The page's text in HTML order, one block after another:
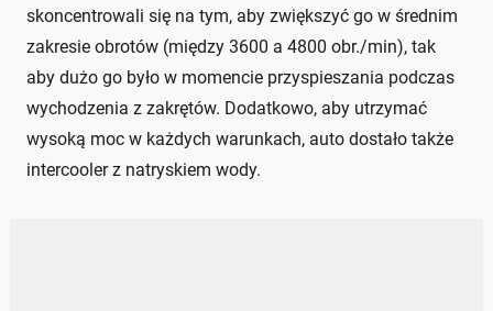
skoncentrowali się na tym, aby zwiększyć go w średnim
zakresie obrotów (między 3600 a 4800 obr./min), tak
aby dużo go było w momencie przyspieszania podczas
wychodzenia z zakrętów. Dodatkowo, aby utrzymać
wysoką moc w każdych warunkach, auto dostało także
intercooler z natryskiem wody.